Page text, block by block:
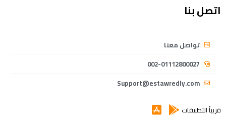
اتصل بنا
تواصل معنا
002-01112800027
Support@estawredly.com
قريباً التطبيقات